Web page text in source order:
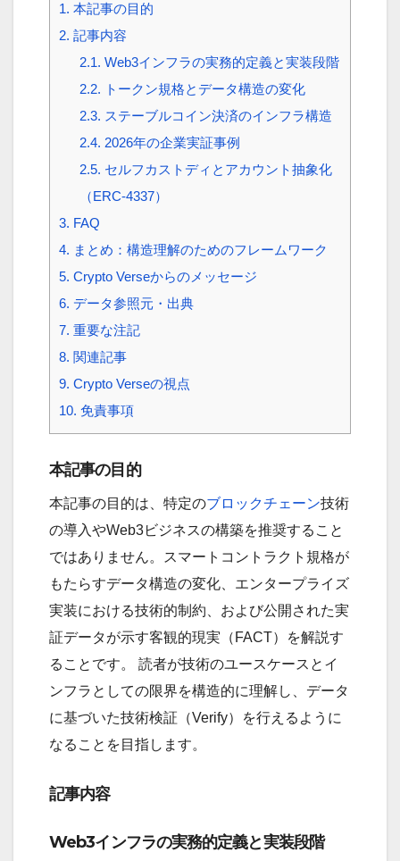
1. 本記事の目的
2. 記事内容
2.1. Web3インフラの実務的定義と実装段階
2.2. トークン規格とデータ構造の変化
2.3. ステーブルコイン決済のインフラ構造
2.4. 2026年の企業実証事例
2.5. セルフカストディとアカウント抽象化
（ERC-4337）
3. FAQ
4. まとめ：構造理解のためのフレームワーク
5. Crypto Verseからのメッセージ
6. データ参照元・出典
7. 重要な注記
8. 関連記事
9. Crypto Verseの視点
10. 免責事項
本記事の目的
本記事の目的は、特定のブロックチェーン技術
の導入やWeb3ビジネスの構築を推奨すること
ではありません。スマートコントラクト規格が
もたらすデータ構造の変化、エンタープライズ
実装における技術的制約、および公開された実
証データが示す客観的現実（FACT）を解説す
ることです。 読者が技術のユースケースとイ
ンフラとしての限界を構造的に理解し、データ
に基づいた技術検証（Verify）を行えるように
なることを目指します。
記事内容
Web3インフラの実務的定義と実装段階